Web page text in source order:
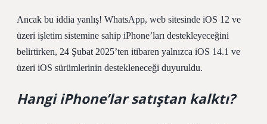
Ancak bu iddia yanlış! WhatsApp, web sitesinde iOS 12 ve
üzeri işletim sistemine sahip iPhone’ları destekleyeceğini
belirtirken, 24 Şubat 2025’ten itibaren yalnızca iOS 14.1 ve
üzeri iOS sürümlerinin destekleneceği duyuruldu.
Hangi iPhone’lar satıştan kalktı?